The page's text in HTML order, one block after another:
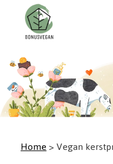
Home> Vegan